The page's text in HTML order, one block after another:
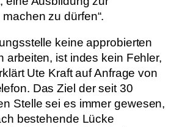
zu dürfen“.
keine approbierten
arbeiten, ist indes kein Fehler,
Ute Kraft auf Anfrage von
Das Ziel der seit 30
Stelle sei es immer gewesen,
bestehende Lücke